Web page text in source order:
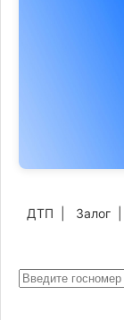
ДТП Залог